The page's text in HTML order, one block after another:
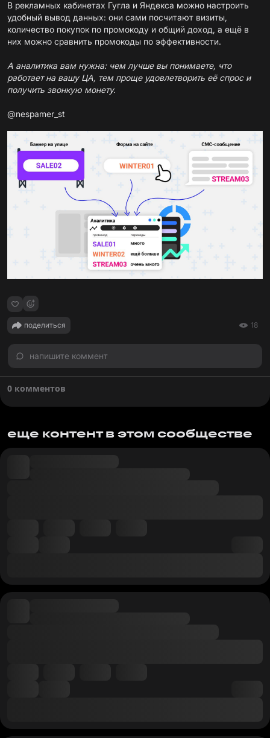
В рекламных кабинетах Гугла и Яндекса можно настроить
удобный вывод данных: они сами посчитают визиты,
количество покупок по промокоду и общий доход, а ещё в
них можно сравнить промокоды по эффективности.
А аналитика вам нужна: чем лучше вы понимаете, что
работает на вашу ЦА, тем проще удовлетворить её спрос и
получить звонкую монету.
@nespamer_st
поделиться 18
напишите коммент
0 комментов
еще контент в этом сообществе